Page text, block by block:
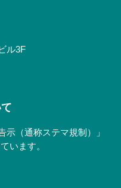
ル3F
（通称ステマ規制）」
います。